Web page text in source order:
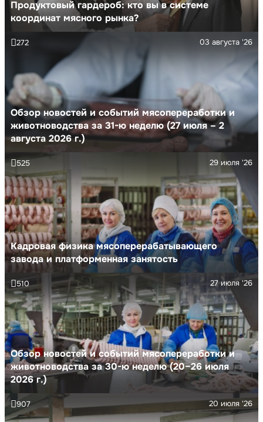
Продуктовый гардероб: кто вы в системе
координат мясного рынка?
Обзор новостей и событий мясопереработки и
животноводства за 31-ю неделю (27 июля – 2
августа 2026 г.)
03 августа '26
272
Кадровая физика мясоперерабатывающего
завода и платформенная занятость
29 июля '26
525
Обзор новостей и событий мясопереработки и
животноводства за 30-ю неделю (20–26 июля
2026 г.)
27 июля '26
510
20 июля '26
907